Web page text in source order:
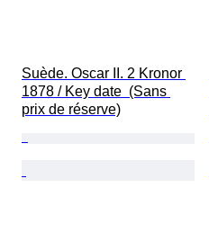
Suède. Oscar II. 2 Kronor
1878 / Key date  (Sans
prix de réserve)